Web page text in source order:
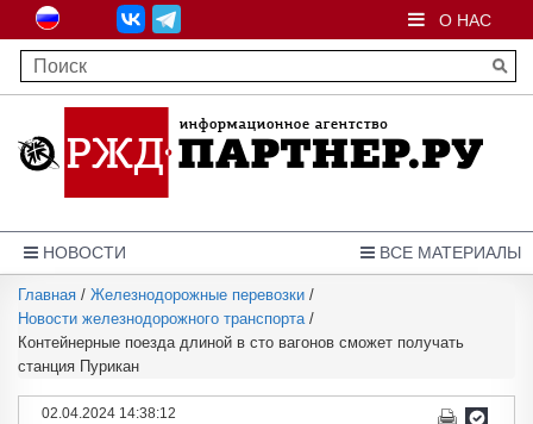
О НАС
ВСЕ МАТЕРИАЛЫ
НОВОСТИ
Главная / Железнодорожные перевозки /
Новости железнодорожного транспорта/
Контейнерные поезда длиной в сто вагонов сможет получать
станция Пурикан
02.04.2024 14:38:12